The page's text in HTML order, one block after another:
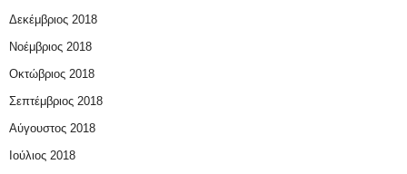
Δεκέμβριος 2018
Νοέμβριος 2018
Οκτώβριος 2018
Σεπτέμβριος 2018
Αύγουστος 2018
Ιούλιος 2018